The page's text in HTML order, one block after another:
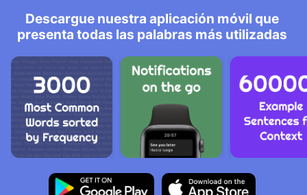
Descargue nuestra aplicación móvil que
presenta todas las palabras más utilizadas